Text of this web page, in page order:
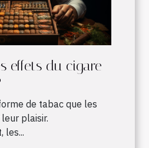
effets du cigare
de tabac que les
plaisir.
les...